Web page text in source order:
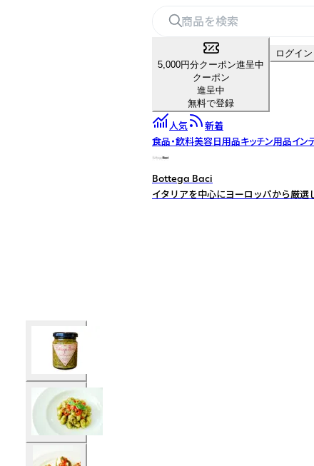
5,000円分クーポン進呈中
クーポン
進呈中
無料で登録
ログイン
人気
新着
食品・飲料美容日用品キッチン用品イン
Bottega Baci
イタリアを中心にヨーロッパから厳選